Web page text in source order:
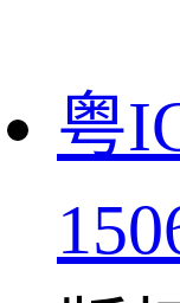
粤